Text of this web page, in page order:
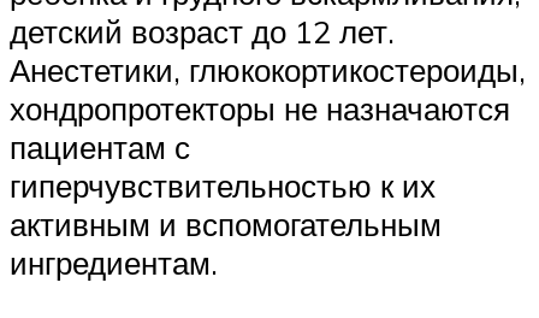
детский возраст до 12 лет.
Анестетики, глюкокортикостероиды,
хондропротекторы не назначаются
пациентам с
гиперчувствительностью к их
активным и вспомогательным
ингредиентам.